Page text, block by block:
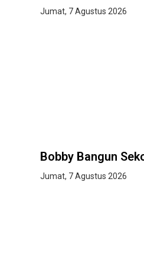
Jumat, 7 Agustus 2026
Bobby Bangun
Jumat, 7 Agustus 2026